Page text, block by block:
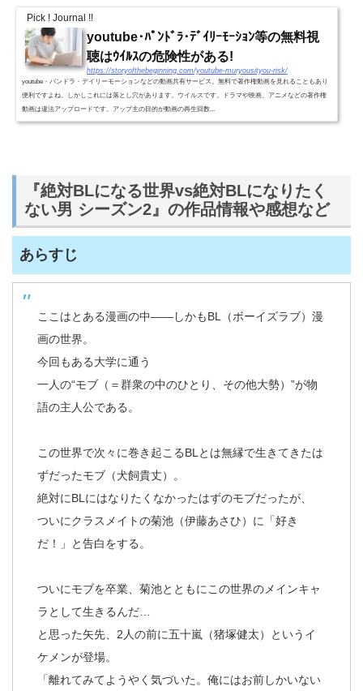
Pick ! Journal !!
youtube･ﾊﾟﾝﾄﾞﾗ･ﾃﾞｲﾘｰﾓｰｼｮﾝ等の無料視
聴はｳｲﾙｽの危険性がある!
https://storyofthebeginning.com/youtube-muryousityou-risk/
youtube・パンドラ・デイリーモーションなどの動画共有サービス。無料で著作権動画を見れることもあり
便利ですよね。しかしこれには落とし穴があります。ウイルスです。ドラマや映画、アニメなどの著作権
動画は違法アップロードです。アップ主の目的が動画の再生回数...
『絶対BLになる世界vs絶対BLになりたく
ない男 シーズン2』の作品情報や感想など
あらすじ
ここはとある漫画の中――しかもBL（ボーイズラブ）漫
画の世界。
今回もある大学に通う
一人の“モブ（＝群衆の中のひとり、その他大勢）”が物
語の主人公である。
この世界で次々に巻き起こるBLとは無縁で生きてきたは
ずだったモブ（犬飼貴丈）。
絶対にBLにはなりたくなかったはずのモブだったが、
ついにクラスメイトの菊池（伊藤あさひ）に「好き
だ！」と告白をする。
ついにモブを卒業、菊池とともにこの世界のメインキャ
ラとして生きるんだ…
と思った矢先、2人の前に五十嵐（猪塚健太）というイ
ケメンが登場。
「離れてみてようやく気づいた。俺にはお前しかいない